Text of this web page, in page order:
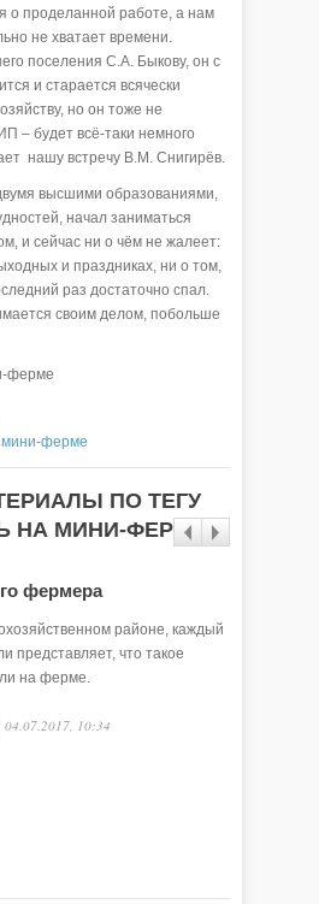
о проделанной работе, а нам
не хватает времени.
поселения С.А. Быкову, он с
и старается всячески
но он тоже не
– будет всё-таки немного
нашу встречу В.М. Снигирёв.
высшими образованиями,
начал заниматься
и сейчас ни о чём не жалеет:
и праздниках, ни о том,
раз достаточно спал.
своим делом, побольше
ферме
мини-ферме
ПО ТЕГУ
НА МИНИ-ФЕРМЕ"
фермера
районе, каждый
представляет, что такое
на ферме.
04.07.2017, 10:34